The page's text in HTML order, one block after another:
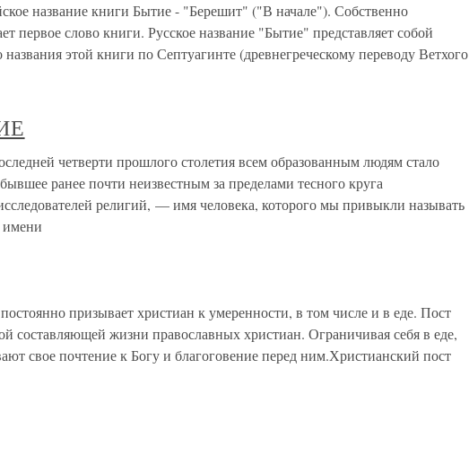
название книги Бытие - "Берешит" ("В начале"). Собственно
первое слово книги. Русское название "Бытие" представляет собой
названия этой книги по Септуагинте (древнегреческому переводу Ветхого
четверти прошлого столетия всем образованным людям стало
ранее почти неизвестным за пределами тесного круга
религий, — имя человека, которого мы привыкли называть
имени
призывает христиан к умеренности, в том числе и в еде. Пост
составляющей жизни православных христиан. Ограничивая себя в еде,
свое почтение к Богу и благоговение перед ним.Христианский пост